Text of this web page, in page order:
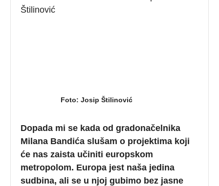
Foto: Josip Štilinović
Dopada mi se kada od gradonačelnika
Milana Bandića slušam o projektima koji
će nas zaista učiniti europskom
metropolom. Europa jest naša jedina
sudbina, ali se u njoj gubimo bez jasne